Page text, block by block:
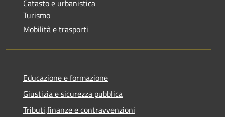
Catasto e urbanistica
Turismo
Mobilità e trasporti
Educazione e formazione
Giustizia e sicurezza pubblica
Tributi,finanze e contravvenzioni